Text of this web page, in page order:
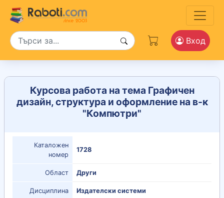
Вход
Курсова работа на тема Графичен
дизайн, структура и оформление на в-к
"Компютри"
Каталожен
номер
1728
Област Други
Дисциплина Издателски системи